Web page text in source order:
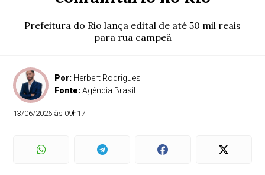
Prefeitura do Rio lança edital de até 50 mil reais
para rua campeã
Por: Herbert Rodrigues
Fonte:Agência Brasil
13/06/2026 às 09h17